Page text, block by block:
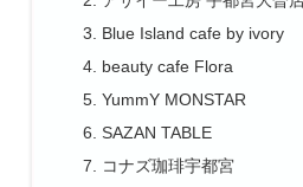
Blue Island cafe by ivory
beauty cafe Flora
YummY MONSTAR
SAZAN TABLE
コナズ珈琲宇都宮